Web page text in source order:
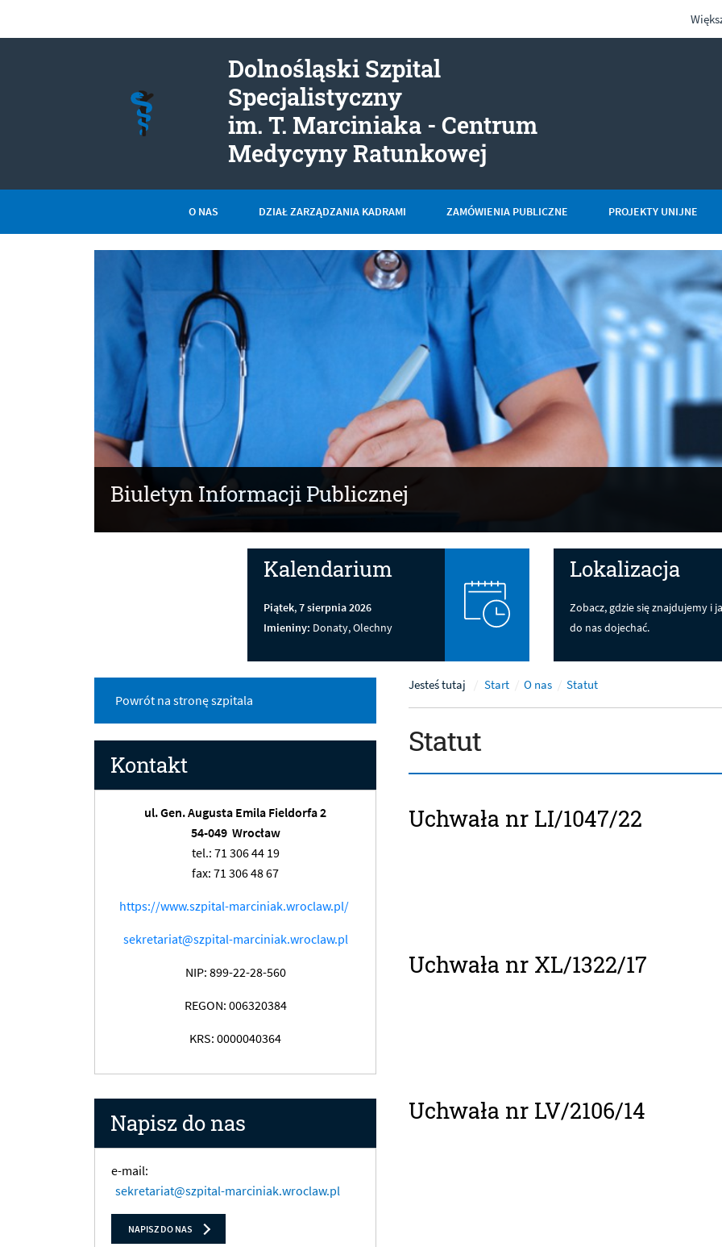
Dolnośląski Szpital
Specjalistyczny
im. T. Marciniaka - Centrum
Medycyny Ratunkowej
Menu główne
O NAS DZIAŁ ZARZĄDZANIA KADRAMI ZAMÓWIENIA PUBLICZNE PROJEKTY UNIJNE
Informacje
Biuletyn Informacji Publicznej
Kalendarium
Piątek,7sierpnia2026
Imieniny: Donaty, Olechny
Lokalizacja
Zobacz, gdzie się znajdujemy i
do nas dojechać.
Menu dodatkowe
Powrót na stronę szpitala
Kontakt
ul. Gen. Augusta Emila Fieldorfa 2
54-049 Wrocław
tel.: 71 306 44 19
fax: 71 306 48 67
https://www.szpital-marciniak.wroclaw.pl/
sekretariat@szpital-marciniak.wroclaw.pl
NIP: 899-22-28-560
REGON: 006320384
KRS: 0000040364
Napisz do nas
e-mail:
sekretariat@szpital-marciniak.wroclaw.pl
NAPISZ DO NAS
Jesteś tutaj Start O nas Statut
Statut
Artykuły
Uchwała nr LI/1047/22
Uchwała nr XL/1322/17
Uchwała nr LV/2106/14